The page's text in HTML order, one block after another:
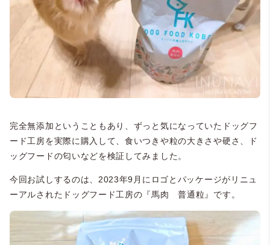
完全無添加ということもあり、ずっと気になっていたドッグフ
ード工房を実際に購入して、食いつきや粒の大きさや硬さ、ド
ッグフードの匂いなどを検証してみました。
今回お試しするのは、2023年9月にロゴとパッケージがリニュ
ーアルされたドッグフード工房の『馬肉 普通粒』です。